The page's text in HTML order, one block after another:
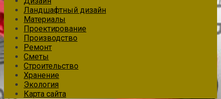
Ландшафтный дизайн
Материалы
Проектирование
Производство
Ремонт
Сметы
Строительство
Хранение
Экология
Карта сайта